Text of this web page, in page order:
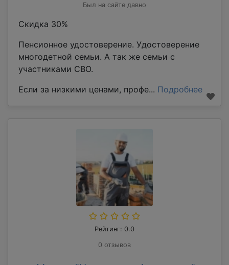
Был на сайте давно
Скидка 30%
Пенсионное удостоверение. Удостоверение
многодетной семьи. А так же семьи с
участниками СВО.
Если за низкими ценами, профе... Подробнее
Рейтинг: 0.0
0 отзывов